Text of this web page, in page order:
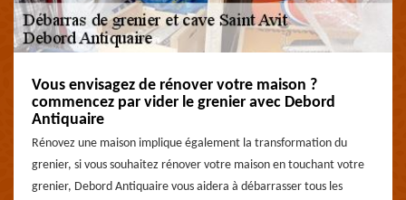
Vous envisagez de rénover votre maison ?
commencez par vider le grenier avec Debord
Antiquaire
Rénovez une maison implique également la transformation du
grenier, si vous souhaitez rénover votre maison en touchant votre
grenier, Debord Antiquaire vous aidera à débarrasser tous les